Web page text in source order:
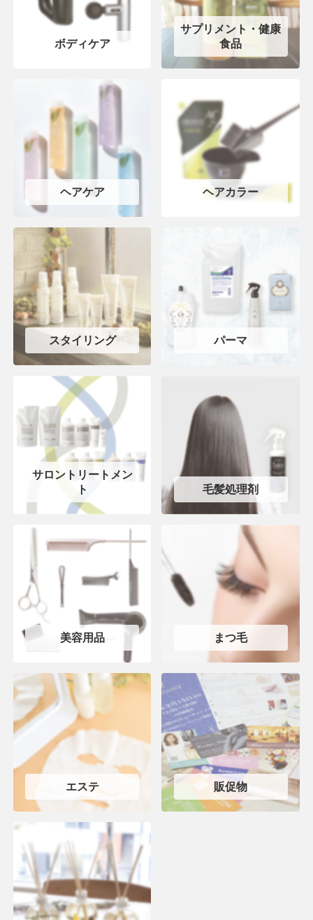
ボディケア
サプリメント・健康
食品
ヘアケア ヘアカラー
スタイリング パーマ
サロントリートメン
ト
毛髪処理剤
美容用品 まつ毛
エステ 販促物